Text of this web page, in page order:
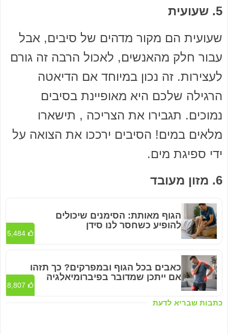
5. שעועית
שעועית הם מקור מדהים של סיבים, אבל
עבור חלק מהאנשים, לאכול הרבה זה גורם
לעצירות. זה נכון במיוחד אם הדיאטה
הרגילה שלכם היא מאופיינת בסיבים
נמוכים. תגבירו את הצריכה , תישארו
מלאים במים! הסיבים ירככו את הצואה על
ידי ספיגת מים.
6. מזון מעובד
כתבות שבריא לדעת
הגוף מאותת: הסימנים שיכולים
להופיע כשחסר לנו סידן
5,484
כאבים בכל הגוף ובמפרקים? כך תזהו
אם ייתכן שמדובר בפיברומיאלגיה
8,807